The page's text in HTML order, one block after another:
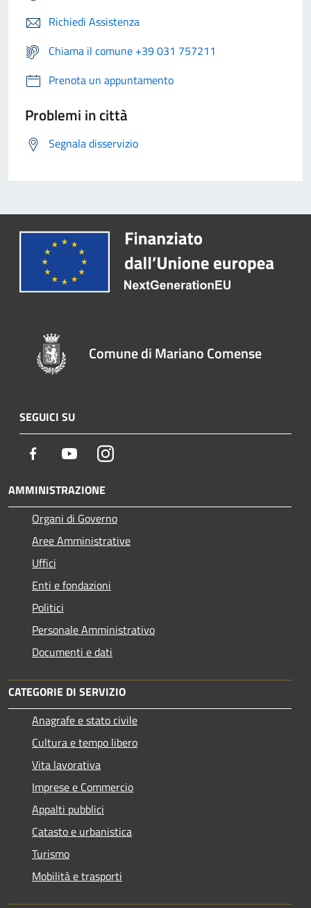
Richiedi Assistenza
Chiama il comune +39 031 757211
Prenota un appuntamento
Problemi in città
Segnala disservizio
Comune di Mariano Comense
SEGUICI SU
Facebook YoutubeInstagram
AMMINISTRAZIONE
Organi di Governo
Aree Amministrative
Uffici
Enti e fondazioni
Politici
Personale Amministrativo
Documenti e dati
CATEGORIE DI SERVIZIO
Anagrafe e stato civile
Cultura e tempo libero
Vita lavorativa
Imprese e Commercio
Appalti pubblici
Catasto e urbanistica
Turismo
Mobilità e trasporti